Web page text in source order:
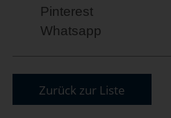
Pinterest
Whatsapp
Zurück zur Liste